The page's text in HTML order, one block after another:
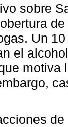
sobre
Un
el
motiva